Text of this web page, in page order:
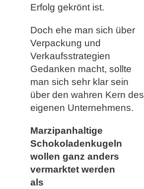
Erfolg gekrönt ist.
Doch ehe man sich über
Verpackung und
Verkaufsstrategien
Gedanken macht, sollte
man sich sehr klar sein
über den wahren Kern des
eigenen Unternehmens.
Marzipanhaltige
Schokoladenkugeln
wollen ganz anders
vermarktet werden
als